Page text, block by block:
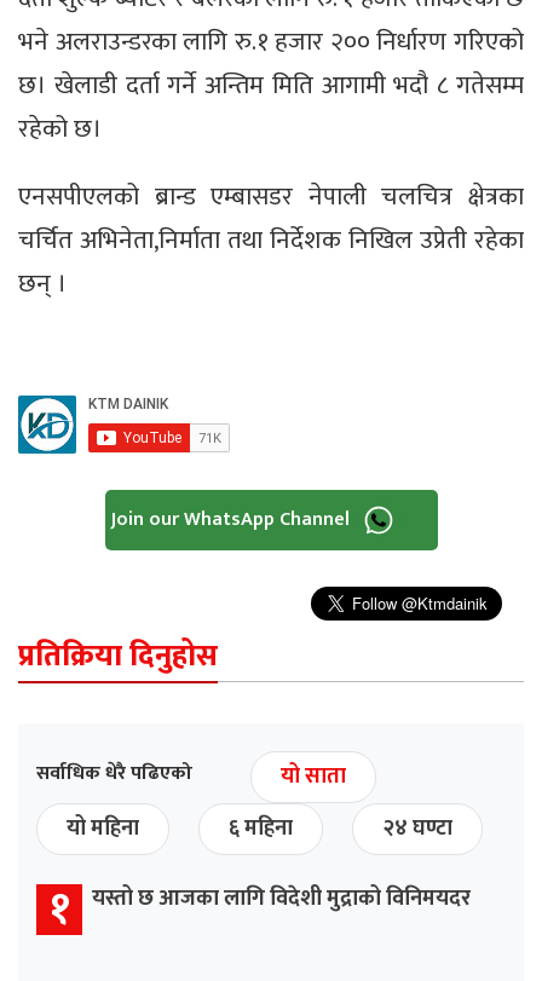
भने अलराउन्डरका लागि रु.१ हजार २०० निर्धारण गरिएको
छ। खेलाडी दर्ता गर्ने अन्तिम मिति आगामी भदौ ८ गतेसम्म
रहेको छ।
एनसपीएलको ब्रान्ड एम्बासडर नेपाली चलचित्र क्षेत्रका
चर्चित अभिनेता,निर्माता तथा निर्देशक निखिल उप्रेती रहेका
छन् ।
Join our WhatsApp Channel
प्रतिक्रिया दिनुहोस
सर्वाधिक धेरै पढिएको
यो साता
यो महिना
६ महिना २४ घण्टा
१ यस्तो छ आजका लागि विदेशी मुद्राको विनिमयदर